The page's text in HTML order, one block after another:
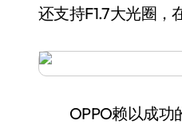
还支持F1.7大光圈，
OPPO赖以成功的